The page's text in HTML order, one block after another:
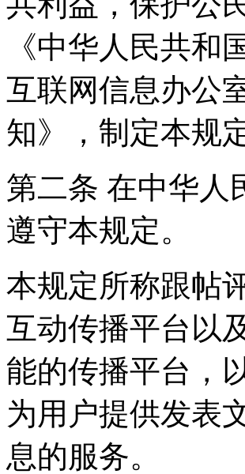
《中华人民共
互联网信息办公
知》，制定本规定
第二条 在中华人
遵守本规定。
本规定所称跟帖
互动传播平台以
能的传播平台，
为用户提供发表
息的服务。